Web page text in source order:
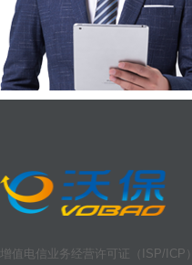
增值电信业务经营许可证（ISP/ICP）